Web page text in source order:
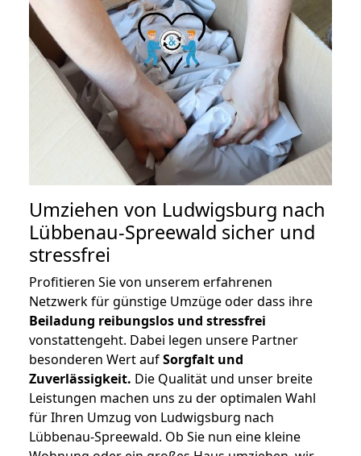
Umziehen von Ludwigsburg nach
Lübbenau-Spreewald sicher und
stressfrei
Profitieren Sie von unserem erfahrenen
Netzwerk für günstige Umzüge oder dass ihre
Beiladung reibungslos und stressfrei
vonstattengeht. Dabei legen unsere Partner
besonderen Wert aufSorgfalt und
Zuverlässigkeit. Die Qualität und unser breite
Leistungen machen uns zu der optimalen Wahl
für Ihren Umzug von Ludwigsburg nach
Lübbenau-Spreewald. Ob Sie nun eine kleine